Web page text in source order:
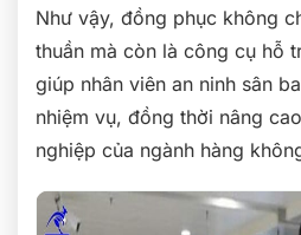
Như vậy, đồng phục không
thuần mà còn là công cụ hỗ
giúp nhân viên an ninh sân
nhiệm vụ, đồng thời nâng
nghiệp của ngành hàng